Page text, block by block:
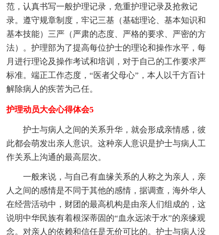
范，认真书写一般护理记录，危重护理记录及抢救记
录。遵守规章制度，牢记三基（基础理论、基本知识和
基本技能）三严（严肃的态度、严格的要求、严密的方
法）。护理部为了提高每位护士的理论和操作水平，每
月进行理论及操作考试和培训，对于自己的工作要求严
标准。端正工作态度，“医者父母心”，本人以千方百计
解除病人的疾苦为己任。
护理动员大会心得体会5
护士与病人之间的关系升华，就会形成亲情感，彼
此都会萌发出亲人意识。这种亲人意识是护士与病人工
作关系上沟通的最高层次。
一般来说，与自己有血缘关系的人称之为亲人，亲
人之间的感情是不同于其他的感情，据调查，海外华人
在经营活动中，财团的最高机构是由亲人们组成的，这
说明中华民族有着根深蒂固的“血永远浓于水”的亲缘观
念。对亲人的依赖和信任是无价可比的。护士与病人没